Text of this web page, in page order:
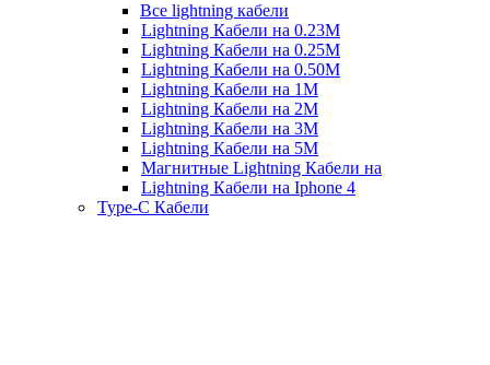
Все lightning кабели
Lightning Кабели на 0.23М
Lightning Кабели на 0.25М
Lightning Кабели на 0.50М
Lightning Кабели на 1М
Lightning Кабели на 2М
Lightning Кабели на 3М
Lightning Кабели на 5М
Магнитные Lightning Кабели на
Lightning Кабели на Iphone 4
Type-C Кабели